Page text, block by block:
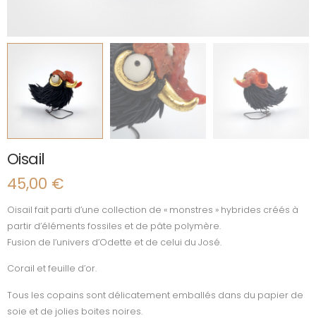
Oisail
45,00 €
Oisail fait parti d’une collection de « monstres » hybrides créés à
partir d’éléments fossiles et de pâte polymère.
Fusion de l’univers d’Odette et de celui du José.
Corail et feuille d’or.
Tous les copains sont délicatement emballés dans du papier de
soie et de jolies boites noires.